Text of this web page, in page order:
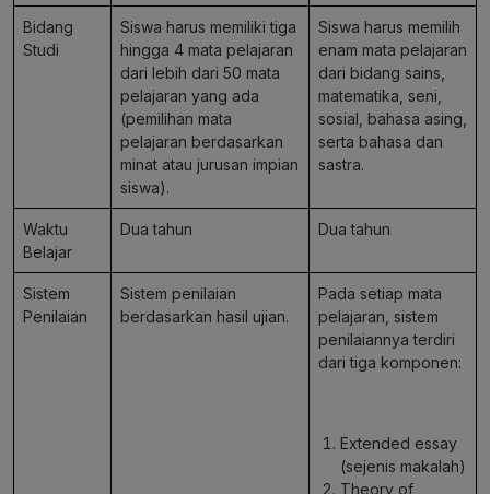
Bidang
Studi
Siswa harus memiliki tiga
hingga 4 mata pelajaran
dari lebih dari 50 mata
pelajaran yang ada
(pemilihan mata
pelajaran berdasarkan
minat atau jurusan impian
siswa).
Siswa harus memilih
enam mata pelajaran
dari bidang sains,
matematika, seni,
sosial, bahasa asing,
serta bahasa dan
sastra.
Waktu
Belajar
Dua tahun Dua tahun
Sistem
Penilaian
Sistem penilaian
berdasarkan hasil ujian.
Pada setiap mata
pelajaran, sistem
penilaiannya terdiri
dari tiga komponen:
Extended essay
(sejenis makalah)
Theory of